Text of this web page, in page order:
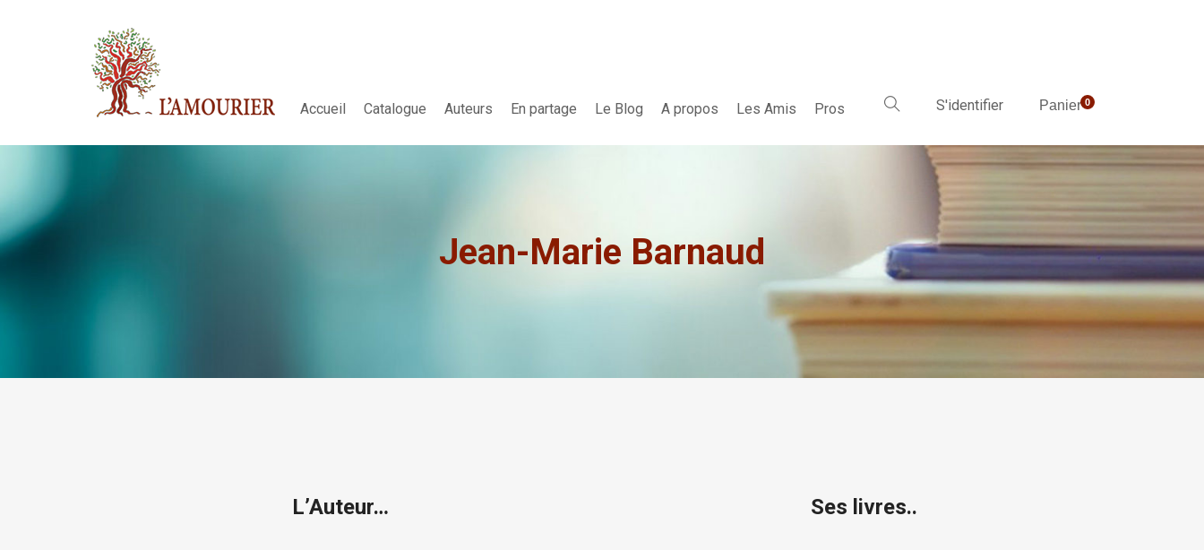
Accueil Catalogue Auteurs En partage Le Blog A propos Les Amis Pros S'identifier Panier0
Jean-Marie Barnaud
L’Auteur… Ses livres..